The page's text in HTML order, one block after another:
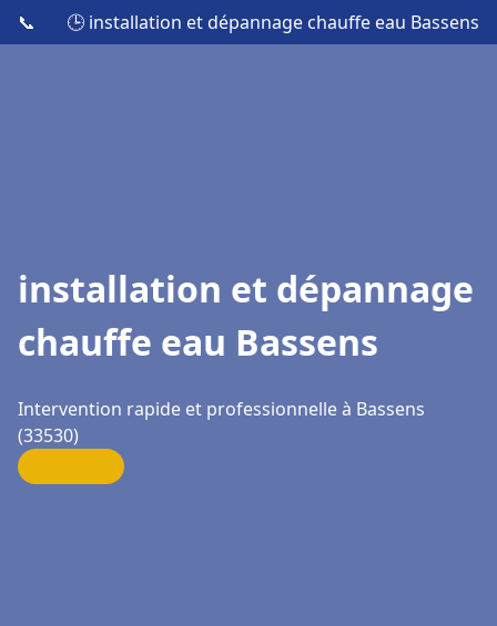
📞 🕒 installation et dépannage chauffe eau Bassens
installation et dépannage
chauffe eau Bassens
Intervention rapide et professionnelle à Bassens
(33530)